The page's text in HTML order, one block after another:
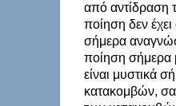
από αντίδραση
ποίηση δεν έχει
σήμερα
ποίηση σήμερα
είναι μυστικά
κατακομβών,